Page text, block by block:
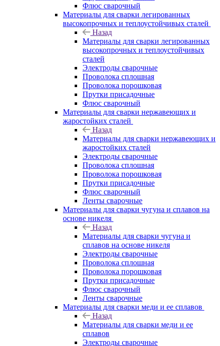
Флюс сварочный
Материалы для сварки легированных
высокопрочных и теплоустойчивых сталей
Назад
Материалы для сварки легированных
высокопрочных и теплоустойчивых
сталей
Электроды сварочные
Проволока сплошная
Проволока порошковая
Прутки присадочные
Флюс сварочный
Материалы для сварки нержавеющих и
жаростойких сталей
Назад
Материалы для сварки нержавеющих и
жаростойких сталей
Электроды сварочные
Проволока сплошная
Проволока порошковая
Прутки присадочные
Флюс сварочный
Ленты сварочные
Материалы для сварки чугуна и сплавов на
основе никеля
Назад
Материалы для сварки чугуна и
сплавов на основе никеля
Электроды сварочные
Проволока сплошная
Проволока порошковая
Прутки присадочные
Флюс сварочный
Ленты сварочные
Материалы для сварки меди и ее сплавов
Назад
Материалы для сварки меди и ее
сплавов
Электроды сварочные